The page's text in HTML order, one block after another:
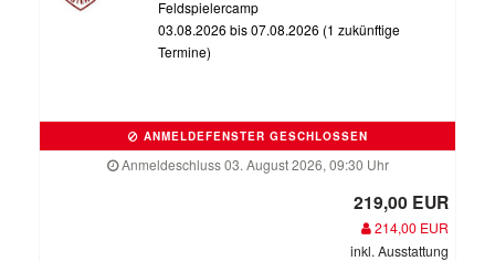
Feldspielercamp
03.08.2026 bis 07.08.2026 (1 zukünftige
Termine)
ANMELDEFENSTER GESCHLOSSEN
Anmeldeschluss 03. August 2026, 09:30 Uhr
219,00 EUR
214,00 EUR
inkl. Ausstattung